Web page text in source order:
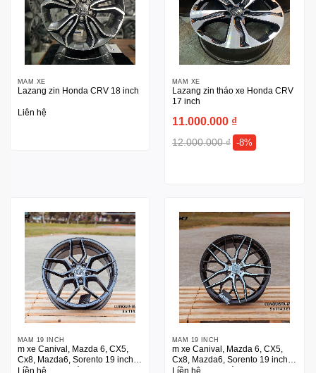
MÂM XE
Lazang zin Honda CRV 18 inch
Liên hệ
MÂM XE
Lazang zin tháo xe Honda CRV
17 inch
11.000.000 ₫
12.000.000₫ -8%
MÂM 19 INCH
m xe Canival, Mazda 6, CX5,
Cx8, Mazda6, Sorento 19 inch
hãng Lenso Thái Lan
MÂM 19 INCH
m xe Canival, Mazda 6, CX5,
Cx8, Mazda6, Sorento 19 inch
hãng Lenso Thái Lan (Sao